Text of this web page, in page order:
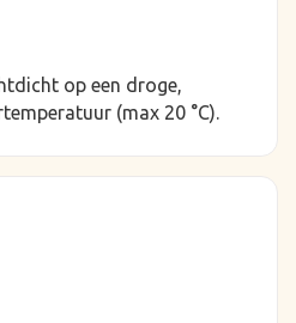
op een droge,
(max 20 °C).